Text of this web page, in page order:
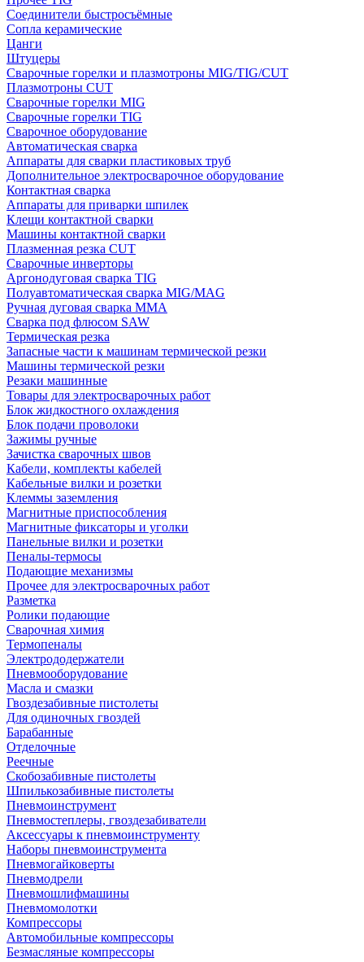
Соединители быстросъёмные
Сопла керамические
Цанги
Штуцеры
Сварочные горелки и плазмотроны MIG/TIG/CUT
Плазмотроны CUT
Сварочные горелки MIG
Сварочные горелки TIG
Сварочное оборудование
Автоматическая сварка
Аппараты для сварки пластиковых труб
Дополнительное электросварочное оборудование
Контактная сварка
Аппараты для приварки шпилек
Клещи контактной сварки
Машины контактной сварки
Плазменная резка CUT
Сварочные инверторы
Аргонодуговая сварка TIG
Полуавтоматическая сварка MIG/MAG
Ручная дуговая сварка MMA
Сварка под флюсом SAW
Термическая резка
Запасные части к машинам термической резки
Машины термической резки
Резаки машинные
Товары для электросварочных работ
Блок жидкостного охлаждения
Блок подачи проволоки
Зажимы ручные
Зачистка сварочных швов
Кабели, комплекты кабелей
Кабельные вилки и розетки
Клеммы заземления
Магнитные приспособления
Магнитные фиксаторы и уголки
Панельные вилки и розетки
Пеналы-термосы
Подающие механизмы
Прочее для электросварочных работ
Разметка
Ролики подающие
Сварочная химия
Термопеналы
Электрододержатели
Пневмооборудование
Масла и смазки
Гвоздезабивные пистолеты
Для одиночных гвоздей
Барабанные
Отделочные
Реечные
Скобозабивные пистолеты
Шпилькозабивные пистолеты
Пневмоинструмент
Пневмостеплеры, гвоздезабиватели
Аксессуары к пневмоинструменту
Наборы пневмоинструмента
Пневмогайковерты
Пневмодрели
Пневмошлифмашины
Пневмомолотки
Компрессоры
Автомобильные компрессоры
Безмасляные компрессоры